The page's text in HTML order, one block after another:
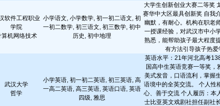
软件工程职业
学院
算机网络技术
小学语文, 小学数学, 初一初二语文, 初
一初二数学, 初三语文, 初三数学, 初中
历史, 初中地理
大学生创新创业大赛二等奖
赛华中大区最具创新奖 自我
幽默，有耐心。机构在职老
一授课经验，对武汉市中小
熟悉，能帮助孩子最大程度
有方法引导孩子热爱
武汉大学
哲学
小学英语, 初一初二英语, 初三英语, 高
一高二英语, 高三英语, 英语口语, 英语
四级, 雅思
英语水平：21年河北高考
国高中生英语竞赛一等奖，
美式发音，口语流利，掌握
语境中的全英交流。 个人性
心、善于交流 个人履历：本
士比亚英文戏剧社担任副社